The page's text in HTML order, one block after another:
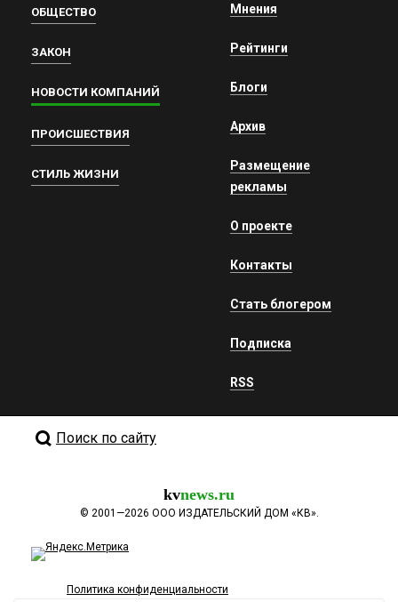
ОБЩЕСТВО
ЗАКОН
НОВОСТИ КОМПАНИЙ
ПРОИСШЕСТВИЯ
СТИЛЬ ЖИЗНИ
Мнения
Рейтинги
Блоги
Архив
Размещение
рекламы
О проекте
Контакты
Стать блогером
Подписка
RSS
Поиск по сайту
kvnews.ru
© 2001—2026 ООО ИЗДАТЕЛЬСКИЙ ДОМ «КВ».
Политика конфиденциальности